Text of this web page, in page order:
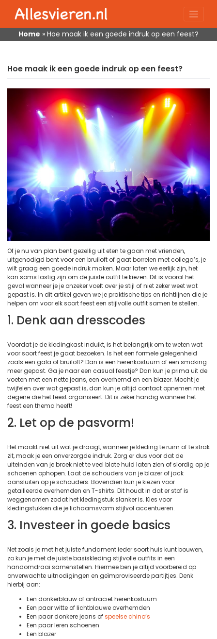
content
Home » Hoe maak ik een goede indruk op een feest?
Hoe maak ik een goede indruk op een feest?
Of je nu van plan bent gezellig uit eten te gaan met vrienden,
uitgenodigd bent voor een bruiloft of gaat borrelen met collega’s, je
wilt graag een goede indruk maken. Maar laten we eerlijk zijn, het
kan soms lastig zijn om de juiste outfit te kiezen. Dit is vooral het
geval wanneer je je onzeker voelt over je stijl of niet zeker weet wat
gepast is. In dit artikel geven we je praktische tips en richtlijnen die je
helpen om voor elk soort feest een stijlvolle outfit samen te stellen.
1. Denk aan dresscodes
Voordat je de kledingkast induikt, is het belangrijk om te weten wat
voor soort feest je gaat bezoeken. Is het een formele gelegenheid
zoals een gala of bruiloft? Dan is een herenkostuum of een smoking
meer gepast. Ga je naar een casual feestje? Dan kun je prima uit de
voeten met een nette jeans, een overhemd en een blazer. Mocht je
twijfelen over wat gepast is, dan kun je altijd contact opnemen met
degene die het feest organiseert. Dit is zeker handig wanneer het
feest een thema heeft!
2. Let op de pasvorm!
Het maakt niet uit wat je draagt, wanneer je kleding te ruim of te strak
zit, maak je een onverzorgde indruk. Zorg er dus voor dat de
uiteinden van je broek niet te veel blote huid laten zien of slordig op je
schoenen ophopen. Laat de schouders van je blazer of jack
aansluiten op je schouders. Bovendien kun je kiezen voor
getailleerde overhemden en T-shirts. Dit houdt in dat er stof is
weggenomen zodat het kledingstuk slanker is. Kies voor
kledingstukken die je lichaamsvorm stijlvol accentueren.
3. Investeer in goede basics
Net zoals je met het juiste fundament ieder soort huis kunt bouwen,
zo kun je met de juiste basiskleding stijlvolle outfits in een
handomdraai samenstellen. Hiermee ben je altijd voorbereid op
onverwachte uitnodigingen en geïmproviseerde partijtjes. Denk
hierbij aan:
Een donkerblauw of antraciet herenkostuum
Een paar witte of lichtblauwe overhemden
Een paar donkere jeans ofspeelse chino’s
Een paar leren schoenen
Een blazer